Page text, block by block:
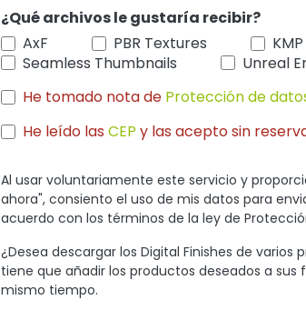
¿Qué archivos le gustaría recibir?
AxF
PBR Textures KMP
Seamless Thumbnails
Unreal
He tomado nota de Protección de
He leído las CEP y las acepto sin
Al usar voluntariamente este servicio y
ahora", consiento el uso de mis datos para
acuerdo con los términos de la ley de
¿Desea descargar los Digital Finishes de varios
tiene que añadir los productos deseados a
mismo tiempo.